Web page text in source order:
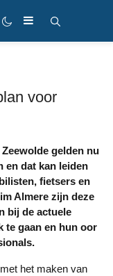
voor
en dat kan leiden
fietsers en
Almere zijn deze
bij de actuele
te gaan en hun oor